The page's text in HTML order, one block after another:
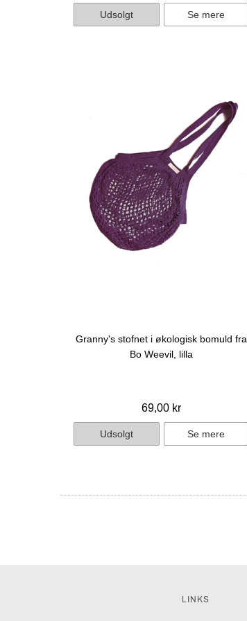
Udsolgt Se mere
Granny's stofnet i økologisk bomuld fra
Bo Weevil, lilla
69,00 kr
Udsolgt Se mere
LINKS